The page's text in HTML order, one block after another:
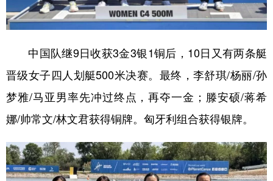
北京 天津 河北 山西
辽宁 吉林 上海 江苏
浙江 安徽 福建 江西
山东 湖北 湖南
陕西 甘肃 青海 宁夏
中国队继9日收获3金3银1铜后，10日又有两条艇
晋级女子四人划艇500米决赛。最终，李舒琪/杨丽/孙
梦雅/马亚男率先冲过终点，再夺一金；滕安硕/蒋希
娜/帅常文/林文君获得铜牌。匈牙利组合获得银牌。